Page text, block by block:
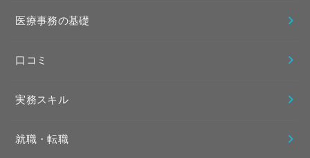
医療事務の基礎
口コミ
実務スキル
就職・転職